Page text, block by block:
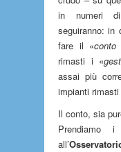
in numeri
seguiranno: in
fare il «conto
rimasti i «
assai più
impianti rimasti
Il conto, sia
Prendiamo
all’